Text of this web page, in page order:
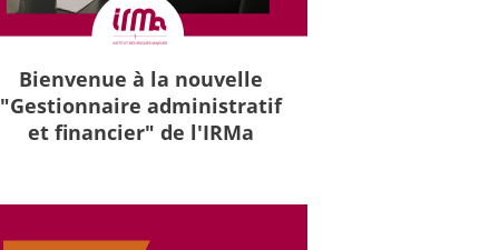
Bienvenue à la nouvelle
"Gestionnaire administratif
et financier" de l'IRMa